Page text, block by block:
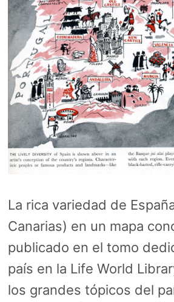
La rica variedad de
Canarias) en un mapa
publicado en el tomo
país en la Life World
los grandes tópicos del